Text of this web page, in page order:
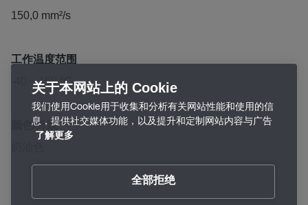
150,0 mm²/s
工作温度范围
-40 – 150 °C
颜色/外观
关于本网站上的 Cookie
我们使用Cookie用于收集和分析有关网站性能和使用的信
息，提供社交媒体功能，以及提升和定制网站内容与广告
了解更多
全部拒绝